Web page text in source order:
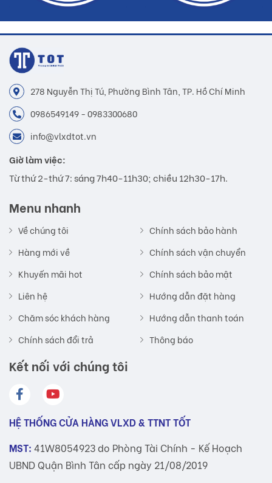
278 Nguyễn Thị Tú, Phường Bình Tân, TP. Hồ Chí Minh
0986549149 - 0983300680
info@vlxdtot.vn
Giờ làm việc:
Từ thứ 2-thứ 7: sáng 7h40-11h30; chiều 12h30-17h.
Menu nhanh
Về chúng tôi
Hàng mới về
Khuyến mãi hot
Liên hệ
Chăm sóc khách hàng
Chính sách đổi trả
Chính sách bảo hành
Chính sách vận chuyển
Chính sách bảo mật
Hướng dẫn đặt hàng
Hướng dẫn thanh toán
Thông báo
Kết nối với chúng tôi
HỆ THỐNG CỬA HÀNG VLXD & TTNT TỐT
MST: 41W8054923 do Phòng Tài Chính - Kế Hoạch
UBND Quận Bình Tân cấp ngày 21/08/2019